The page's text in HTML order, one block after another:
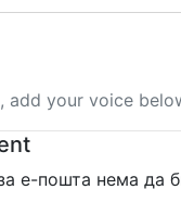
add your voice
е-пошта нема да